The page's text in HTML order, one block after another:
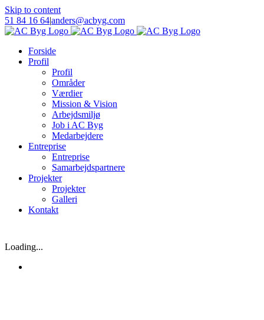
Skip to content
51 84 16 64|anders@acbyg.com
Forside
Profil
Profil
Områder
Værdier
Mission & Vision
Arbejdsmiljø
Job i AC Byg
Medarbejdere
Entreprise
Entreprise
Samarbejdspartnere
Projekter
Projekter
Galleri
Kontakt
Loading...